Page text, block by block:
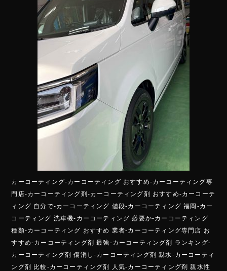
カーコーティング-カーコーティング おすすめ-カーコーティング専
門店-カーコーティング剤-カーコーティング剤 おすすめ-カーコーテ
ィング 自分で-カーコーティング 値段-カーコーティング 福岡-カー
コーティング 洗車機-カーコーティング 必要か-カーコーティング
種類-カーコーティング おすすめ 業者-カーコーティング専門店 お
すすめ-カーコーティング剤 最強-カーコーティング剤 ランキング-
カーコーティング剤 傷消し-カーコーティング剤 親水-カーコーティ
ング剤 比較-カーコーティング剤 人気-カーコーティング剤 親水性